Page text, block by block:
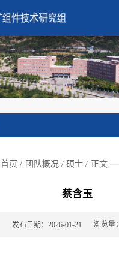
首页 / 团队概况 / 硕士 / 正文
蔡含玉
发布日期：2026-01-21 浏览量：